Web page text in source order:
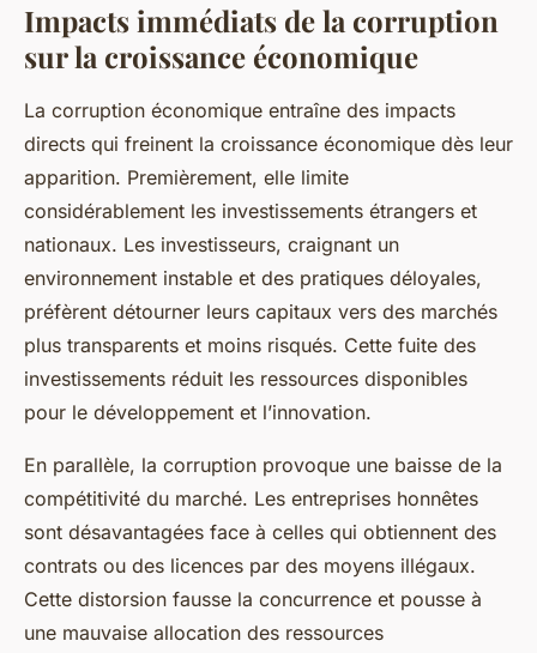
Conséquences Alarmantes de
la Corruption sur l'Économie :
Enquête approfondie et
Stratégies de remédiation
Mohamed • 20 juillet 2025 5 min de lecture
Impacts immédiats de la corruption
sur la croissance économique
La corruption économique entraîne des impacts
directs qui freinent la croissance économique dès leur
apparition. Premièrement, elle limite
considérablement les investissements étrangers et
nationaux. Les investisseurs, craignant un
environnement instable et des pratiques déloyales,
préfèrent détourner leurs capitaux vers des marchés
plus transparents et moins risqués. Cette fuite des
investissements réduit les ressources disponibles
pour le développement et l’innovation.
En parallèle, la corruption provoque une baisse de la
compétitivité du marché. Les entreprises honnêtes
sont désavantagées face à celles qui obtiennent des
contrats ou des licences par des moyens illégaux.
Cette distorsion fausse la concurrence et pousse à
une mauvaise allocation des ressources